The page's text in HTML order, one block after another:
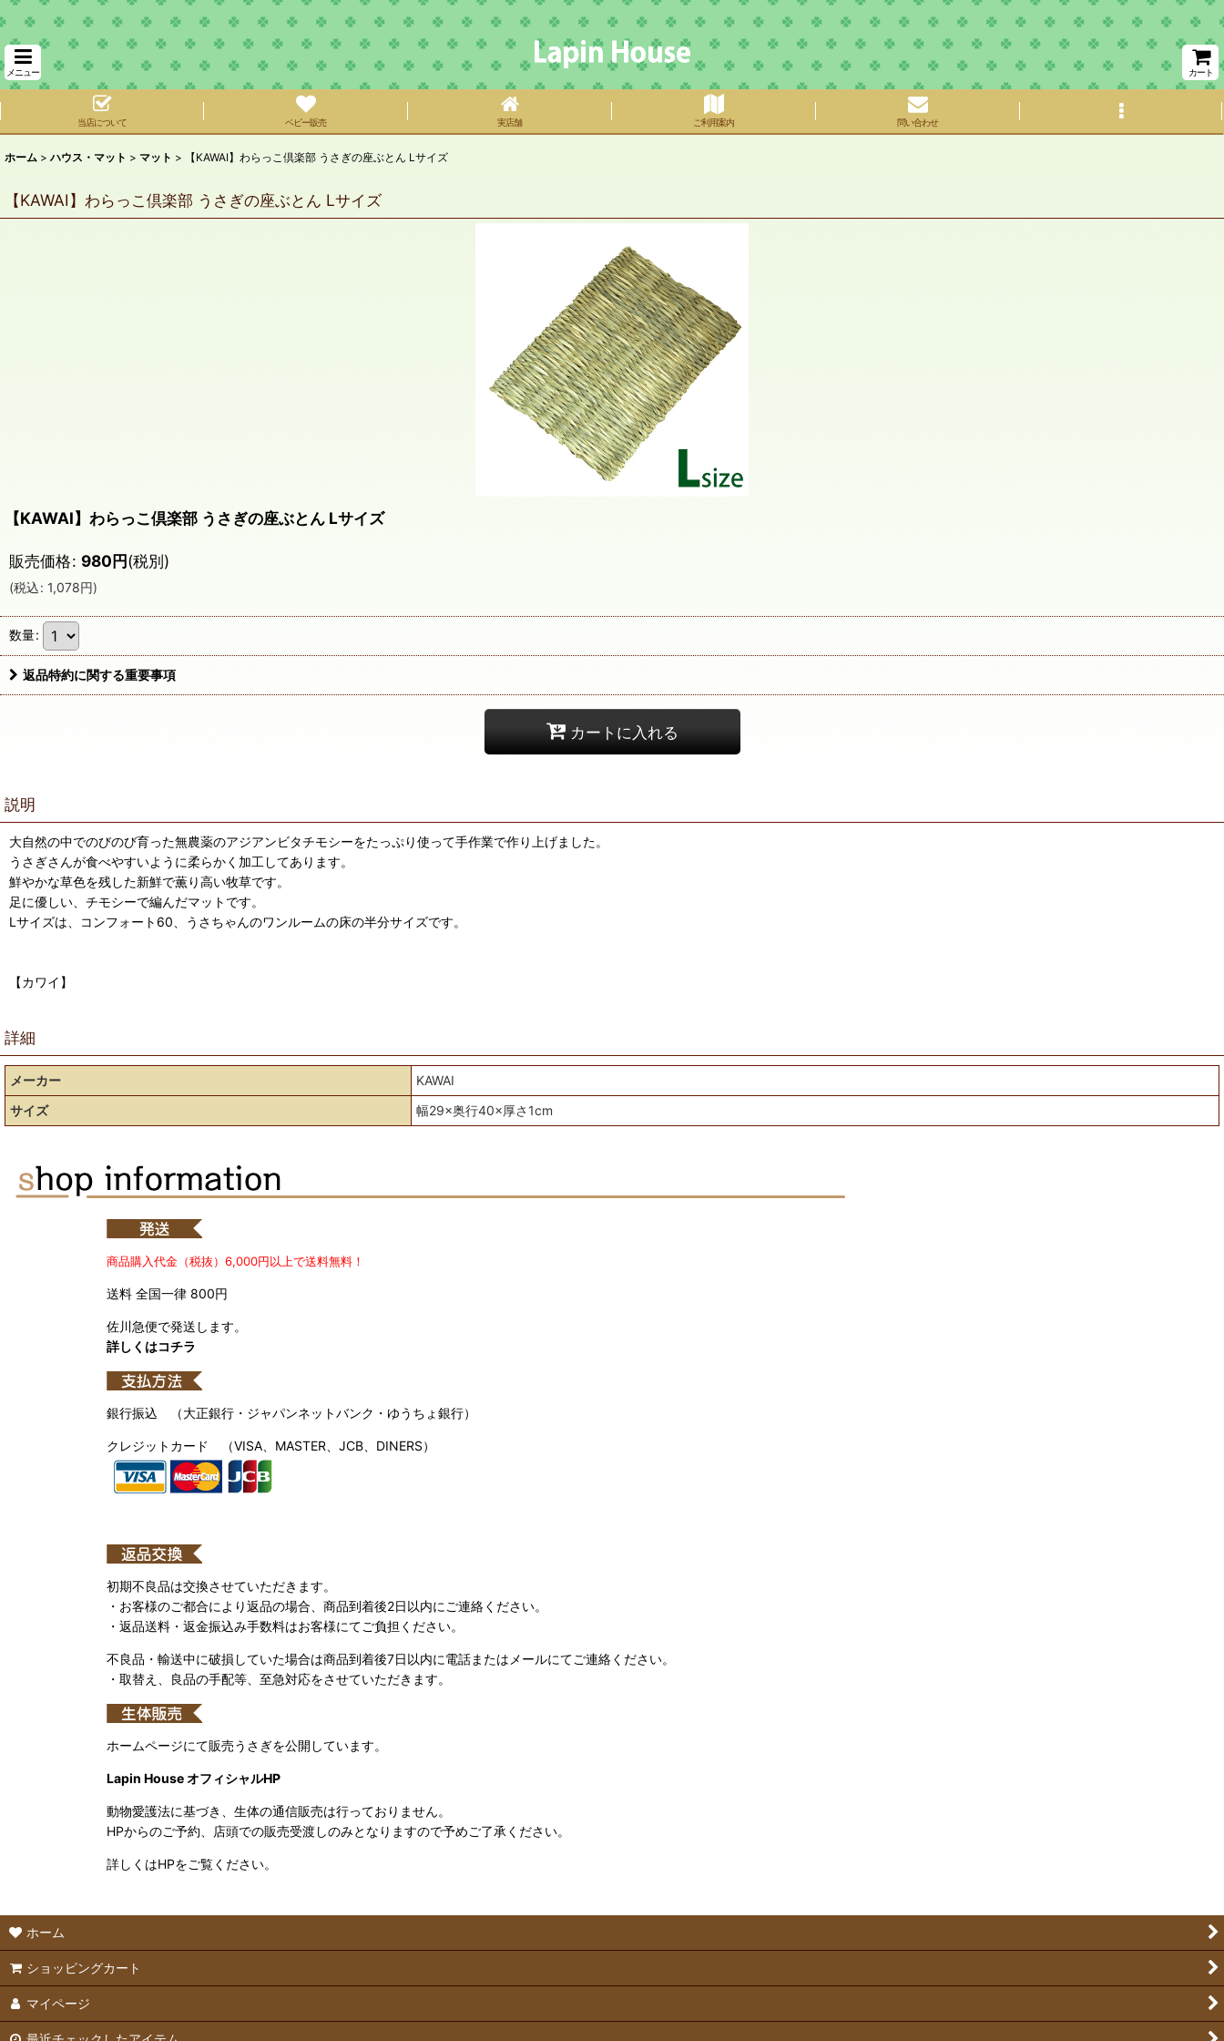
メニュー カート
当店について ベビー販売 実店舗 ご利用案内 問い合わせ
ホーム > ハウス・マット > マット > 【KAWAI】わらっこ倶楽部 うさぎの座ぶとん Lサイズ
【KAWAI】わらっこ倶楽部 うさぎの座ぶとん Lサイズ
【KAWAI】わらっこ倶楽部 うさぎの座ぶとん Lサイズ
販売価格: 980円(税別)
(税込: 1,078円)
数量:
返品特約に関する重要事項
カートに入れる
説明
大自然の中でのびのび育った無農薬のアジアンビタチモシーをたっぷり使って手作業で作り上げました。
うさぎさんが食べやすいように柔らかく加工してあります。
鮮やかな草色を残した新鮮で薫り高い牧草です。
足に優しい、チモシーで編んだマットです。
Lサイズは、コンフォート60、うさちゃんのワンルームの床の半分サイズです。
【カワイ】
詳細
メーカー
KAWAI
サイズ
幅29×奥行40×厚さ1cm
商品購入代金（税抜）6,000円以上で送料無料！
送料 全国一律 800円
佐川急便で発送します。
詳しくはコチラ
銀行振込 （大正銀行・ジャパンネットバンク・ゆうちょ銀行）
クレジットカード （VISA、MASTER、JCB、DINERS）
初期不良品は交換させていただきます。
・お客様のご都合により返品の場合、商品到着後2日以内にご連絡ください。
・返品送料・返金振込み手数料はお客様にてご負担ください。
不良品・輸送中に破損していた場合は商品到着後7日以内に電話またはメールにてご連絡ください。
・取替え、良品の手配等、至急対応をさせていただきます。
ホームページにて販売うさぎを公開しています。
Lapin House オフィシャルHP
動物愛護法に基づき、生体の通信販売は行っておりません。
HPからのご予約、店頭での販売受渡しのみとなりますので予めご了承ください。
詳しくはHPをご覧ください。
ホーム
ショッピングカート
マイページ